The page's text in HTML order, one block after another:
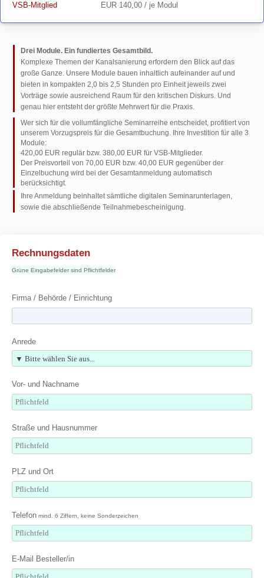
VSB-Mitglied
EUR 140,00 / je Modul
Drei Module. Ein fundiertes Gesamtbild.
Komplexe Themen der Kanalsanierung erfordern den Blick auf das
große Ganze. Unsere Module bauen inhaltlich aufeinander auf und
bieten in kompakten 2,0 bis 2,5 Stunden pro Einheit jeweils zwei
Vorträge sowie ausreichend Raum für den kritischen Diskurs. Und
genau hier entsteht der größte Mehrwert für die Praxis.
Wer sich für die vollumfängliche Seminarreihe entscheidet, profitiert von
unserem Vorzugspreis für die Gesamtbuchung. Ihre Investition für alle 3
Module:
420,00 EUR regulär bzw. 380,00 EUR für VSB-Mitglieder.
Der Preisvorteil von 70,00 EUR bzw. 40,00 EUR gegenüber der
Einzelbuchung wird bei der Gesamtanmeldung automatisch
berücksichtigt.
Ihre Anmeldung beinhaltet sämtliche digitalen Seminarunterlagen,
sowie die abschließende Teilnahmebescheinigung.
Rechnungsdaten
Grüne Eingabefelder sind Pflichtfelder
Firma / Behörde / Einrichtung
Anrede
Vor- und Nachname
Straße und Hausnummer
PLZ und Ort
Telefon mind. 6 Ziffern, keine Sonderzeichen
E-Mail Besteller/in